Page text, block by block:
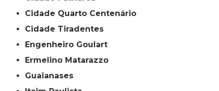
Cidade Quarto Centenário
Cidade Tiradentes
Engenheiro Goulart
Ermelino Matarazzo
Guaianases